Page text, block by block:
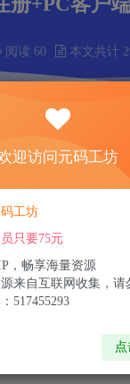
阅读 60 本文共计
查看
迎访问元码工坊
工坊
只要75元
，畅享海量资源
来自互联网收集，请
517455293